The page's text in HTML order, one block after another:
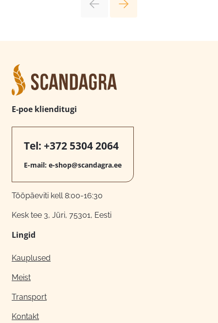
E-poe klienditugi
Tel: +372 5304 2064
E-mail: e-shop@scandagra.ee
Tööpäeviti kell 8:00-16:30
Kesk tee 3, Jüri, 75301, Eesti
Lingid
Kauplused
Meist
Transport
Kontakt